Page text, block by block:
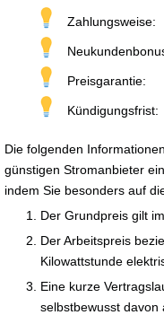
Zahlungsweise:
Preisgarantie:
Kündigungsfrist:
Die folgenden
günstigen Stromanbieter
indem Sie besonders auf
Der Grundpreis gilt
Der Arbeitspreis
Kilowattstunde
Eine kurze
selbstbewusst davon